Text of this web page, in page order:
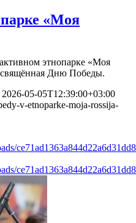
«Моя
этнопарке «Моя
Дню Победы.
2026-05-05T12:39:00+03:00
v-etnoparke-moja-rossija-